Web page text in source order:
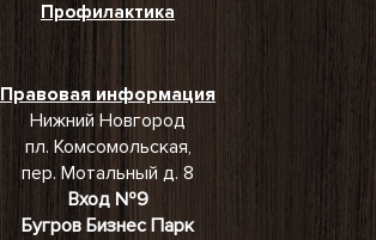
Профилактика
Правовая информация
Нижний Новгород
пл. Комсомольская,
пер. Мотальный д. 8
Вход №9
Бугров Бизнес Парк